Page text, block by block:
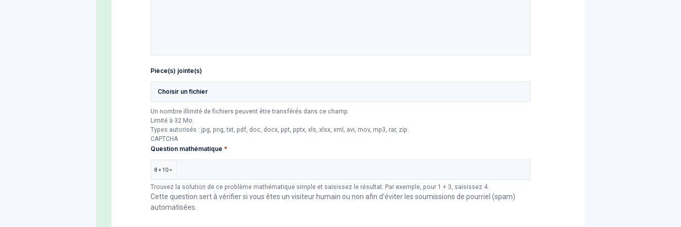
Pièce(s) jointe(s)
Choisir un fichier
Un nombre illimité de fichiers peuvent être transférés dans ce champ.
Limité à 32 Mo.
Types autorisés : jpg, png, txt, pdf, doc, docx, ppt, pptx, xls, xlsx, xml, avi, mov, mp3, rar, zip.
CAPTCHA
Question mathématique
8 + 10 =
Trouvez la solution de ce problème mathématique simple et saisissez le résultat. Par exemple, pour 1 + 3, saisissez 4.
Cette question sert à vérifier si vous êtes un visiteur humain ou non afin d'éviter les soumissions de pourriel (spam)
automatisées.